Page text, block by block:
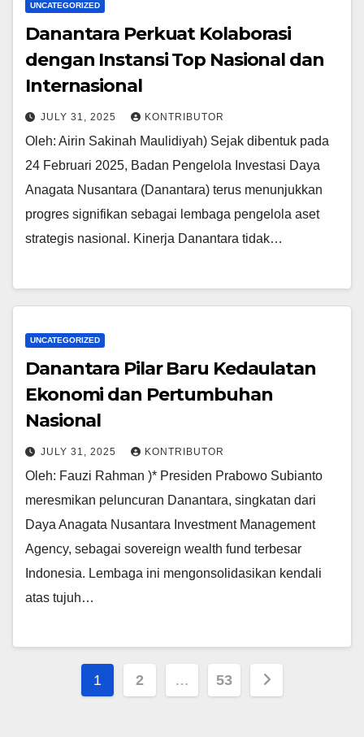
UNCATEGORIZED
Danantara Perkuat Kolaborasi
dengan Instansi Top Nasional dan
Internasional
JULY 31, 2025 KONTRIBUTOR
Oleh: Airin Sakinah Maulidiyah) Sejak dibentuk pada
24 Februari 2025, Badan Pengelola Investasi Daya
Anagata Nusantara (Danantara) terus menunjukkan
progres signifikan sebagai lembaga pengelola aset
strategis nasional. Kinerja Danantara tidak…
UNCATEGORIZED
Danantara Pilar Baru Kedaulatan
Ekonomi dan Pertumbuhan
Nasional
JULY 31, 2025 KONTRIBUTOR
Oleh: Fauzi Rahman )* Presiden Prabowo Subianto
meresmikan peluncuran Danantara, singkatan dari
Daya Anagata Nusantara Investment Management
Agency, sebagai sovereign wealth fund terbesar
Indonesia. Lembaga ini mengonsolidasikan kendali
atas tujuh…
Posts
1 2 … 53